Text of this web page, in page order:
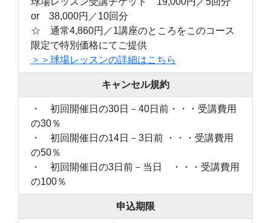
or 38,000円／10回分
☆ 通常4,860円／1講座のところをこのコース
限定で特別価格にてご提供
＞＞球場レッスンの詳細はこちら
キャンセル規約
・ 初回開催日の30日－40日前・・・受講費用
の30％
・ 初回開催日の14日－3日前 ・・・受講費用
の50％
・ 初回開催日の3日前－当日 ・・・受講費用
の100％
申込期限